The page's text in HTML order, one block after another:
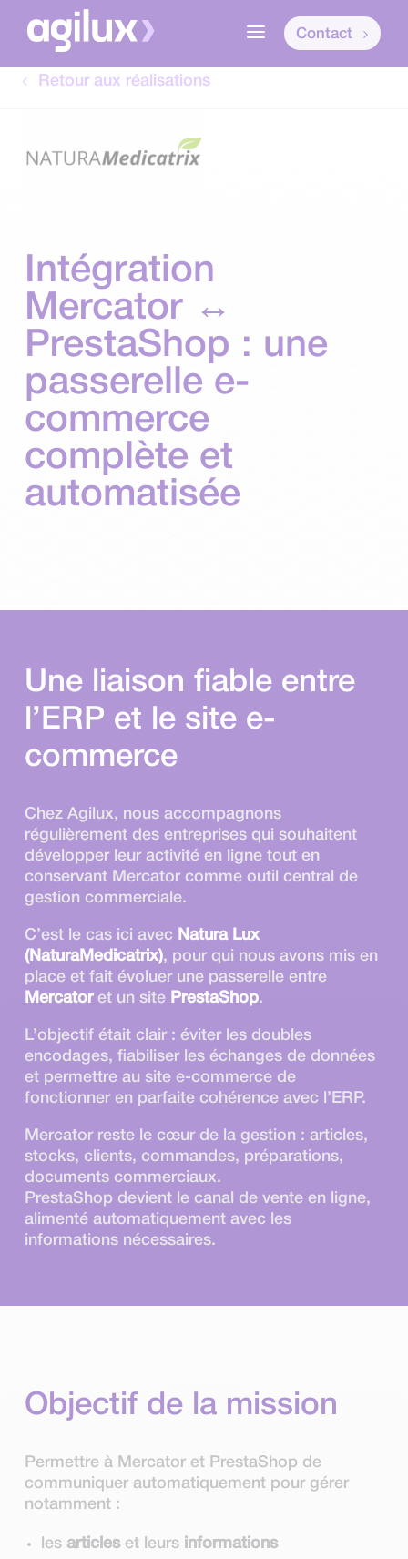
a Contact
Retour aux réalisations
Intégration
Mercator ↔
PrestaShop : une
passerelle e-
commerce
complète et
automatisée
Une liaison fiable entre
l’ERP et le site e-
commerce
Chez Agilux, nous accompagnons
régulièrement des entreprises qui souhaitent
développer leur activité en ligne tout en
conservant Mercator comme outil central de
gestion commerciale.
C’est le cas ici avec
Natura Lux
(NaturaMedicatrix), pour qui nous avons mis en
place et fait évoluer une passerelle entre
Mercatoret un site PrestaShop.
L’objectif était clair : éviter les doubles
encodages, fiabiliser les échanges de données
et permettre au site e-commerce de
fonctionner en parfaite cohérence avec l’ERP.
Mercator reste le cœur de la gestion : articles,
stocks, clients, commandes, préparations,
documents commerciaux.
PrestaShop devient le canal de vente en ligne,
alimenté automatiquement avec les
informations nécessaires.
Objectif de la mission
Permettre à Mercator et PrestaShop de
communiquer automatiquement pour gérer
notamment :
les articleset leurs informations